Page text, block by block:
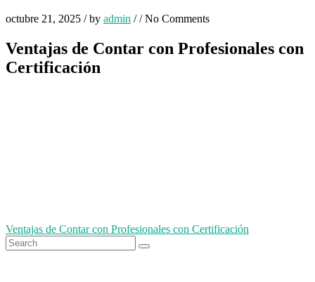
octubre 21, 2025 /by admin //No Comments
Ventajas de Contar con Profesionales con
Certificación
Navegación
de
Ventajas de Contar con Profesionales con Certificación
Search
for
Search